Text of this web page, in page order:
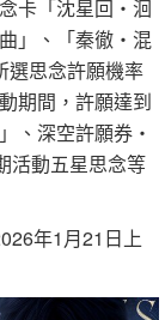
卡「沈星回‧洄
」、「秦徹‧混
思念許願機率
期間，許願達到
、深空許願券‧
活動五星思念等
年1月21日上